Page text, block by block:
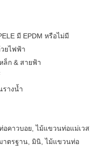
มี EPDM หรือไม่มี
ยไฟฟ้า
ล็ก & สายฟ้า
างน้ำ
คาวบอย, ไม้แขวนท่อแม่เว
าตรฐาน, มินิ, ไม้แขวนท่อ